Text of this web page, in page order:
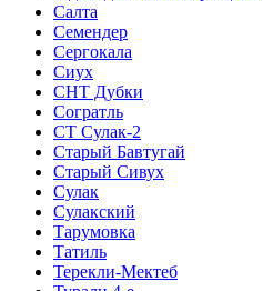
Салта
Семендер
Сергокала
Сиух
СНТ Дубки
Согратль
СТ Сулак-2
Старый Бавтугай
Старый Сивух
Сулак
Сулакский
Тарумовка
Татиль
Терекли-Мектеб